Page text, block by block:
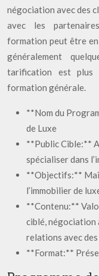
négociation avec des
avec les
formation peut être
généralement
tarification est plus
formation générale.
**Nom du
de Luxe
**Public Cible:**
spécialiser dans
**Objectifs:**
l’immobilier de
**Contenu:**
ciblé, négociation
relations avec
**Format:**